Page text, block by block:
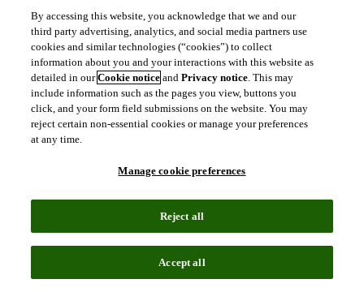
새로운 모듈형 분석 솔루션으로 커머셜팀이 전략을 최적화하
학 분야의 상업화 부문을 지원하는
으로 임상 전문가 및 데이터 과학자들이 구축했으며 제약바이
오 회사 및 의료기술 조직들이 원시 데이터 운영의 복잡성을
By accessing this website, you acknowledge that we and our
third party advertising, analytics, and social media partners use
cookies and similar technologies (“cookies”) to collect
information about you and your interactions with this website as
detailed in ourCookie notice andPrivacy notice. This may
include information such as the pages you view, buttons you
click, and your form field submissions on the website. You may
reject certain non-essential cookies or manage your preferences
at any time.
Manage cookie preferences
Reject all
Accept all